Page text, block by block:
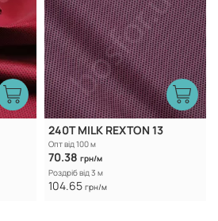
240T MILK REXTON 13
Опт від 100 м
70.38 грн/м
Роздріб від 3 м
104.65 грн/м